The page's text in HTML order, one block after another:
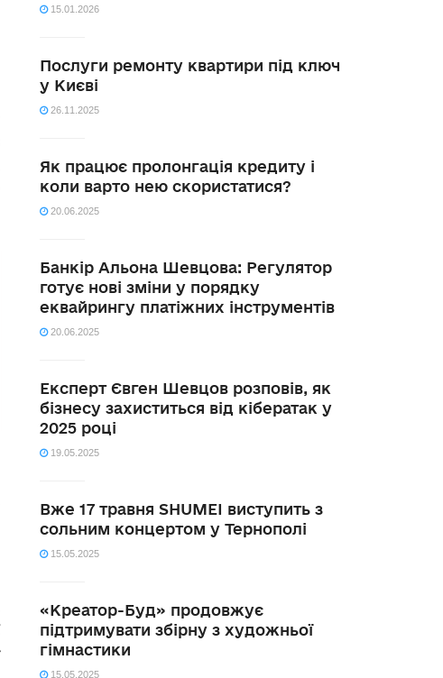
15.01.2026
Послуги ремонту квартири під ключ
у Києві
26.11.2025
Як працює пролонгація кредиту і
коли варто нею скористатися?
20.06.2025
Банкір Альона Шевцова: Регулятор
готує нові зміни у порядку
еквайрингу платіжних інструментів
20.06.2025
Експерт Євген Шевцов розповів, як
бізнесу захиститься від кібератак у
2025 році
19.05.2025
Вже 17 травня SHUMEI виступить з
сольним концертом у Тернополі
15.05.2025
«Креатор-Буд» продовжує
підтримувати збірну з художньої
гімнастики
15.05.2025